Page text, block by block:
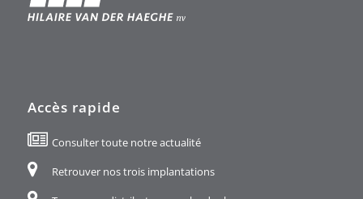
Accès rapide
Consulter toute notre actualité
Retrouver nos trois implantations